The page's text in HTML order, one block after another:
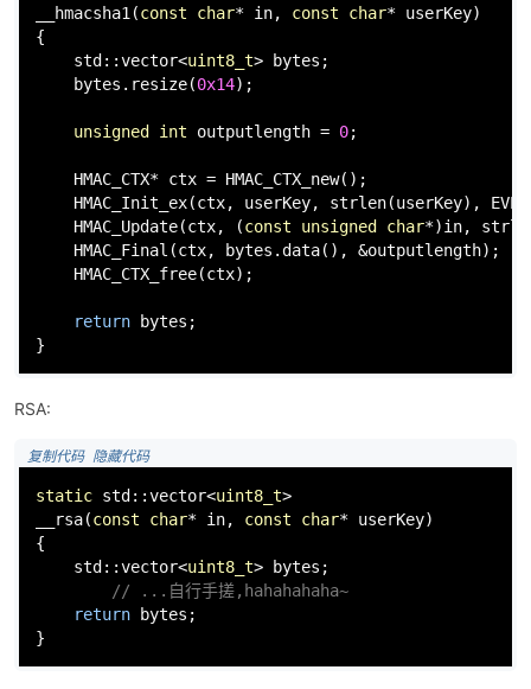
__hmacsha1(const char* in, const char* userKey)
{
std::vector<uint8_t> bytes;
bytes. resize(0x14);
unsigned int outputlength = 0;
HMAC_CTX* ctx = HMAC_CTX_new();
HMAC_Init_ex(ctx, userKey, strlen(userKey),
HMAC_Update(ctx, (const unsigned char*)in,
HMAC_Final (ctx, bytes.data(), &outputlength);
HMAC_CTX_free(ctx);
return bytes;
}
RSA:
复制代码 隐藏代码
static std::vector<uint8_t>
__rsa(const char* in, const char* userKey)
{
std::vector<uint8_t> bytes;
// ...自行手搓,hahahahaha~
return bytes;
}